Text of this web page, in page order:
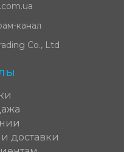
канал
Co., Ltd
доставки